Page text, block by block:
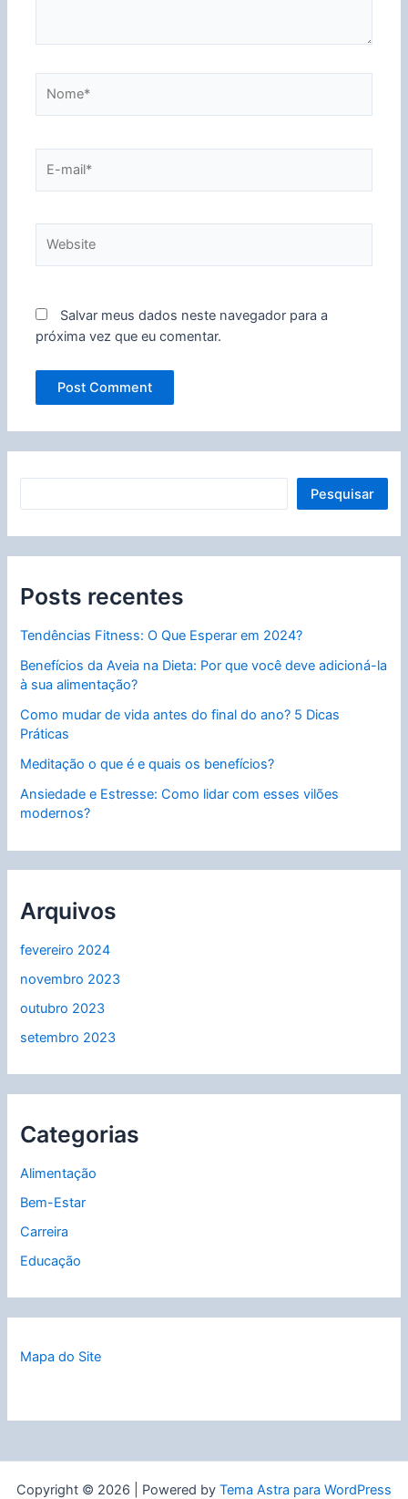
mail*
Salvar meus dados neste navegador para a
próxima vez que eu comentar.
u
a
Pesquisar
Posts recentes
Tendências Fitness: O Que Esperar em 2024?
Benefícios da Aveia na Dieta: Por que você deve adicioná-la
à sua alimentação?
Como mudar de vida antes do final do ano? 5 Dicas
Práticas
Meditação o que é e quais os benefícios?
Ansiedade e Estresse: Como lidar com esses vilões
modernos?
Arquivos
fevereiro 2024
novembro 2023
outubro 2023
setembro 2023
Categorias
Alimentação
Bem-Estar
Carreira
Educação
Mapa do Site
Copyright © 2026 | Powered by Tema Astra para WordPress